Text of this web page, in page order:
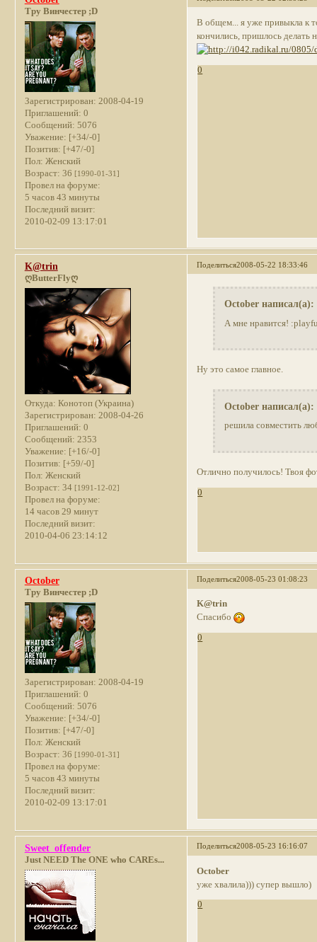
Тру Винчестер ;D
Зарегистрирован: 2008-04-19
Приглашений: 0
Сообщений: 5076
Уважение: [+34/-0]
Позитив: [+47/-0]
Пол: Женский
Возраст: 36 [1990-01-31]
Провел на форуме:
5 часов 43 минуты
Последний визит:
2010-02-09 13:17:01
В общем... я уже привыкла к
кончились, пришлось
0
Поделиться2008-05-22 18:33:46
K@trin
ღButterFlyღ
Откуда: Конотоп (Украина)
Зарегистрирован: 2008-04-26
Приглашений: 0
Сообщений: 2353
Уважение: [+16/-0]
Позитив: [+59/-0]
Пол: Женский
Возраст: 34 [1991-12-02]
Провел на форуме:
14 часов 29 минут
Последний визит:
2010-04-06 23:14:12
October написал(а):
А мне нравится!
Ну это самое главное.
October написал(а):
решила совместить
Отлично получилось! Твоя
0
Поделиться2008-05-23 01:08:23
October
Тру Винчестер ;D
Зарегистрирован: 2008-04-19
Приглашений: 0
Сообщений: 5076
Уважение: [+34/-0]
Позитив: [+47/-0]
Пол: Женский
Возраст: 36 [1990-01-31]
Провел на форуме:
5 часов 43 минуты
Последний визит:
2010-02-09 13:17:01
K@trin
Спасибо
0
Поделиться2008-05-23 16:16:07
Sweet_offender
Just NEED The ONE who CAREs...
October
уже хвалила))) супер вышло)
0